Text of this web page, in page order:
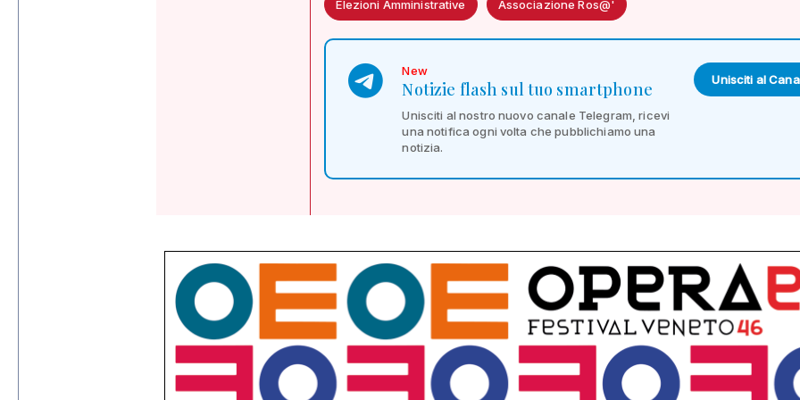
Elezioni Amministrative Associazione Ros@'
New
Notizie flash sul tuo smartphone
Unisciti al nostro nuovo canale Telegram, ricevi
una notifica ogni volta che pubblichiamo una
notizia.
Unisciti al